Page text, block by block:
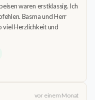
waren erstklassig. Ich
Basma und Herr
viel Herzlichkeit und
vor einem Monat